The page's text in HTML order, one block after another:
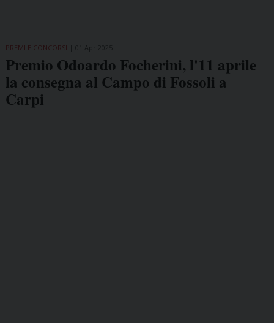
PREMI E CONCORSI
Premio Odoardo Focherini, l'11 aprile
la consegna al Campo di Fossoli a
Carpi